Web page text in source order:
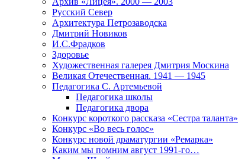
Русский Север
Архитектура Петрозаводска
Дмитрий Новиков
И.С.Фрадков
Здоровье
Художественная галерея Дмитрия Москина
Великая Отечественная. 1941 — 1945
Педагогика С. Артемьевой
Педагогика школы
Педагогика двора
Конкурс короткого рассказа «Сестра таланта»
Конкурс «Во весь голос»
Конкурс новой драматургии «Ремарка»
Каким мы помним август 1991-го…